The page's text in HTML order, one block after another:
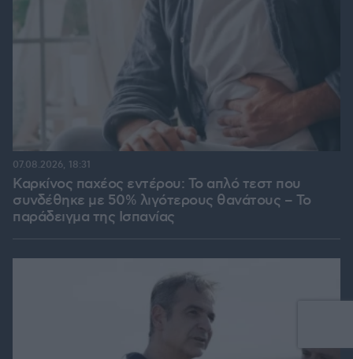
Καρκίνος παχέος εντέρου: Το απλό τεστ που
συνδέθηκε με 50% λιγότερους θανάτους – Το
παράδειγμα της Ισπανίας
07.08.2026, 18:31